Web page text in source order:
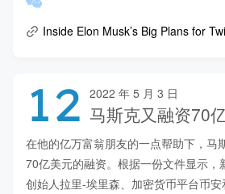
Inside Elon Musk’s Big Plans for
12 2022 年 5 月 3 日
马斯克又融资70
在他的亿万富翁朋友的一点帮助下，马
70亿美元的融资。根据一份文件显示，
创始人拉里-埃里森、加密货币平台币